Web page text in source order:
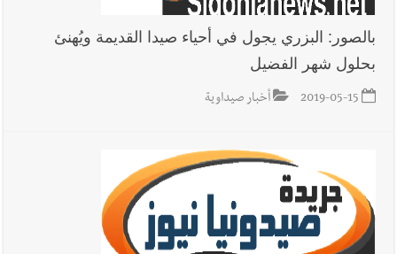
بالصور: البزري يجول في أحياء صيدا القديمة ويُهنئ
بحلول شهر الفضيل
2019-05-15 أخبار صيداوية